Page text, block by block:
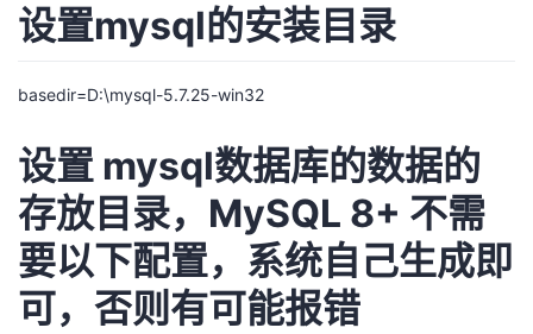
设置mysql的安装目录
basedir=D:\mysql-5.7.25-win32
设置 mysql数据库的数据的
存放目录，MySQL 8+ 不需
要以下配置，系统自己生成即
可，否则有可能报错